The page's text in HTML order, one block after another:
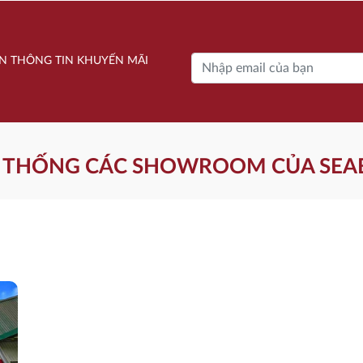
₫.
17.855.000 ₫.
THÔNG TIN KHUYẾN MÃI
THỐNG CÁC SHOWROOM CỦA